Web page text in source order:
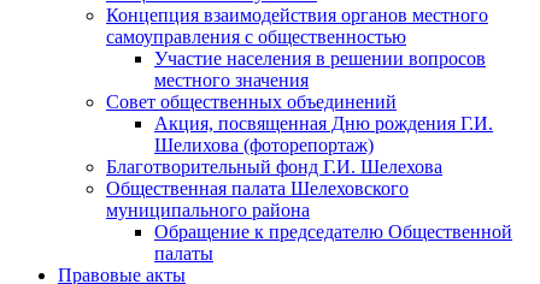
Концепция взаимодействия органов местного
самоуправления с общественностью
Участие населения в решении вопросов
местного значения
Совет общественных объединений
Акция, посвященная Дню рождения Г.И.
Шелихова (фоторепортаж)
Благотворительный фонд Г.И. Шелехова
Общественная палата Шелеховского
муниципального района
Обращение к председателю Общественной
палаты
Правовые акты